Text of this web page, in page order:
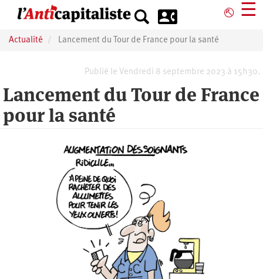
principal
⎋ ☰
Actualité Lancement du Tour de France pour la santé
Publié le Vendredi 8 septembre 2023 à 15h30.
Lancement du Tour de France
pour la santé